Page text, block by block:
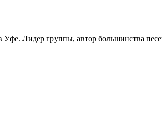
Уфе. Лидер группы, автор большинства